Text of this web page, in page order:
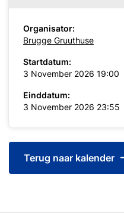
Organisator:
Brugge Gruuthuse
Startdatum:
3 November 2026 19:00
Einddatum:
3 November 2026 23:55
Terug naar kalender